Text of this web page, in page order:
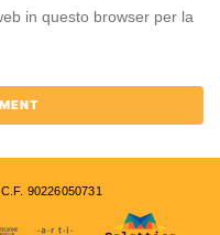
in questo browser per la
90226050731